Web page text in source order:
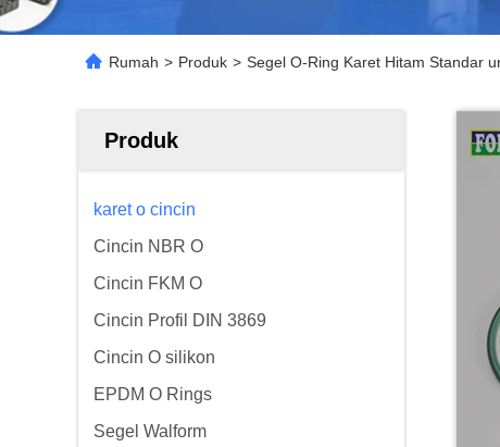
Rumah > Produk > Segel O-Ring Karet Hitam Standar
Produk
karet o cincin
Cincin NBR O
Cincin FKM O
Cincin Profil DIN 3869
Cincin O silikon
EPDM O Rings
Segel Walform